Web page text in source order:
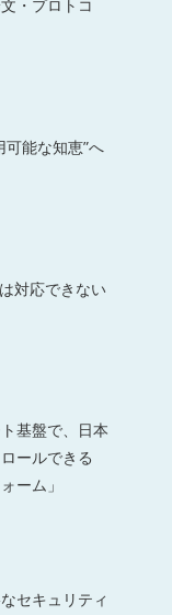
・プロトコ
能な知恵”へ
対応できない
基盤で、日本
ールできる
ーム」
セキュリティ